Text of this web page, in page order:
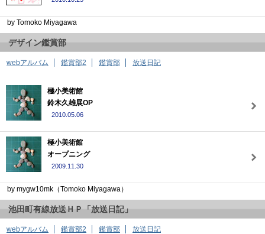
by Tomoko Miyagawa
デザイン鑑賞部
webアルバム 鑑賞部2 鑑賞部 放送日記
極小美術館
鈴木久雄展OP
2010.05.06
極小美術館
オープニング
2009.11.30
by mygw10mk（Tomoko Miyagawa）
池田町有線放送ＨＰ「放送日記」
webアルバム 鑑賞部2 鑑賞部 放送日記